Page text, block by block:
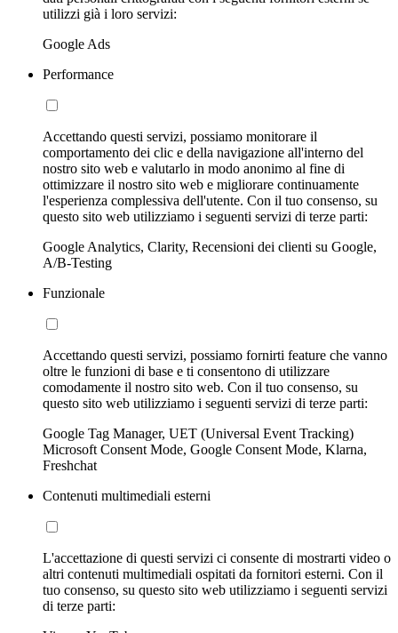
utilizzi già i loro servizi:
Google Ads
Performance
Accettando questi servizi, possiamo monitorare il
comportamento dei clic e della navigazione all'interno del
nostro sito web e valutarlo in modo anonimo al fine di
ottimizzare il nostro sito web e migliorare continuamente
l'esperienza complessiva dell'utente. Con il tuo consenso, su
questo sito web utilizziamo i seguenti servizi di terze parti:
Google Analytics, Clarity, Recensioni dei clienti su Google,
A/B-Testing
Funzionale
Accettando questi servizi, possiamo fornirti feature che vanno
oltre le funzioni di base e ti consentono di utilizzare
comodamente il nostro sito web. Con il tuo consenso, su
questo sito web utilizziamo i seguenti servizi di terze parti:
Google Tag Manager, UET (Universal Event Tracking)
Microsoft Consent Mode, Google Consent Mode, Klarna,
Freshchat
Contenuti multimediali esterni
L'accettazione di questi servizi ci consente di mostrarti video o
altri contenuti multimediali ospitati da fornitori esterni. Con il
tuo consenso, su questo sito web utilizziamo i seguenti servizi
di terze parti: